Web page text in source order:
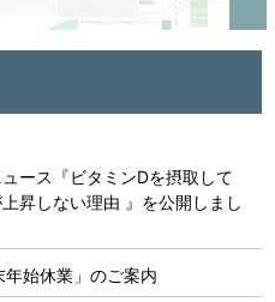
ース『ビタミンDを摂取して
昇しない理由 』を公開しまし
年始休業」のご案内